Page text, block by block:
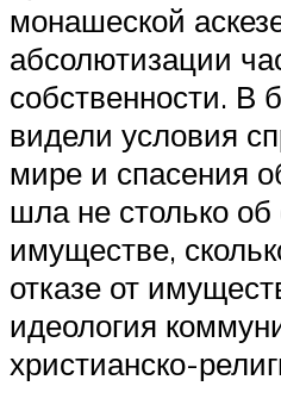
монашеской
абсолютизации
собственности. В
видели условия
мире и спасения
шла не столько
имуществе,
отказе от
идеология
христианско-